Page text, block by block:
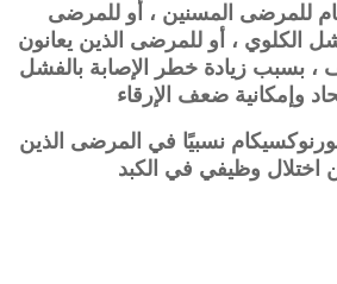
للمرضى المسنين ، أو للمرضى
الكلوي ، أو للمرضى الذين يعانون
، بسبب زيادة خطر الإصابة بالفشل
وإمكانية ضعف الإرقاء
نسبيًا في المرضى الذين
اختلال وظيفي في الكبد